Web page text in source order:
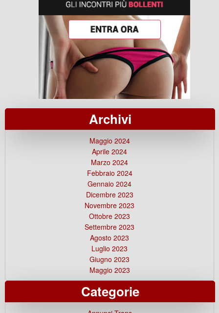
Archivi
Maggio 2024
Aprile 2024
Marzo 2024
Febbraio 2024
Gennaio 2024
Dicembre 2023
Novembre 2023
Ottobre 2023
Settembre 2023
Agosto 2023
Luglio 2023
Giugno 2023
Maggio 2023
Categorie